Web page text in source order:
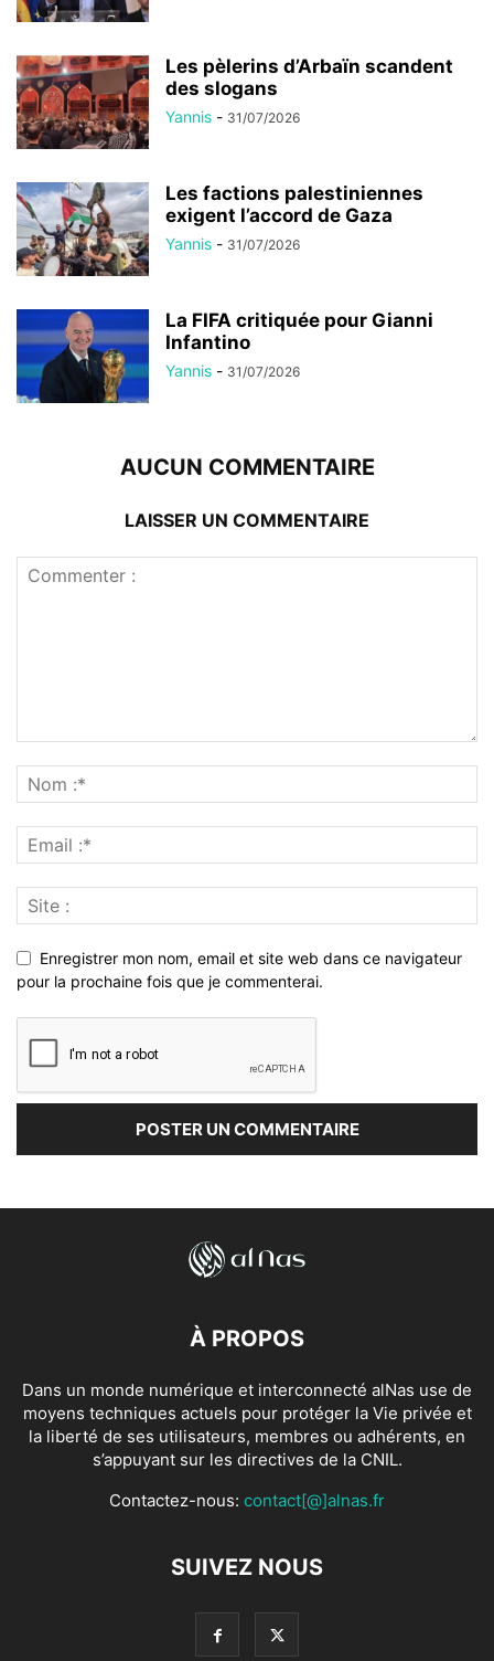
Les pèlerins d’Arbaïn scandent
des slogans
Yannis - 31/07/2026
Les factions palestiniennes
exigent l’accord de Gaza
Yannis - 31/07/2026
La FIFA critiquée pour Gianni
Infantino
Yannis - 31/07/2026
AUCUN COMMENTAIRE
LAISSER UN COMMENTAIRE
Enregistrer mon nom, email et site web dans ce navigateur
pour la prochaine fois que je commenterai.
À PROPOS
Dans un monde numérique et interconnecté alNas use de
moyens techniques actuels pour protéger la Vie privée et
la liberté de ses utilisateurs, membres ou adhérents, en
s’appuyant sur les directives de la CNIL.
Contactez-nous: contact[@]alnas.fr
SUIVEZ NOUS